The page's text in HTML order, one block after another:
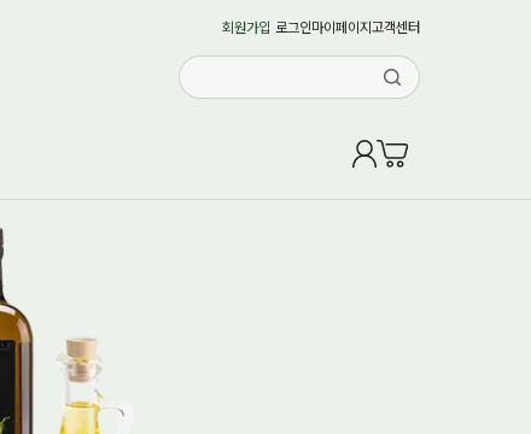
회원가입 로그인마이페이지 고객센터